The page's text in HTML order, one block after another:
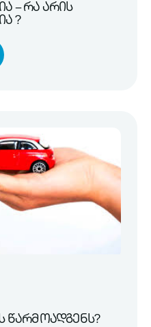
– რა არის
?
წარმოადგენს?